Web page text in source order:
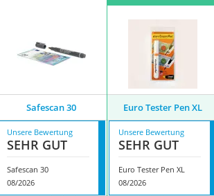
Safescan 30 Euro Tester Pen XL
Unsere Bewertung
SEHR GUT
Safescan 30
08/2026
Unsere Bewertung
SEHR GUT
Euro Tester Pen XL
08/2026